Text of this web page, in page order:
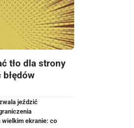
tło dla strony
jeździć
wielkim ekranie: co